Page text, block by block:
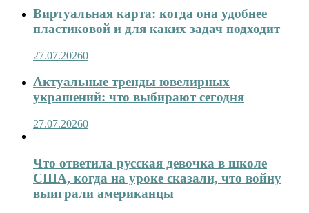
Виртуальная карта: когда она удобнее
пластиковой и для каких задач подходит
27.07.20260
Актуальные тренды ювелирных
украшений: что выбирают сегодня
27.07.20260
Что ответила русская девочка в школе
США, когда на уроке сказали, что войну
выиграли американцы